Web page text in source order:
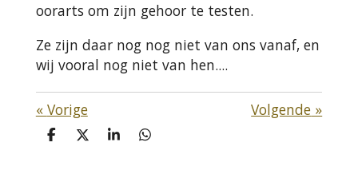
oorarts om zijn gehoor te testen.
Ze zijn daar nog nog niet van ons vanaf, en
wij vooral nog niet van hen....
« Vorige Volgende »
D
D
S
D